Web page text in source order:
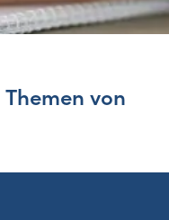
Themen von